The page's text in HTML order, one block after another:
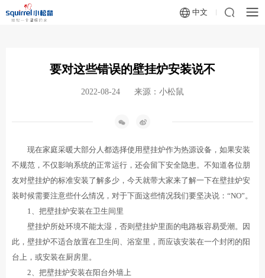
中文
要对这些错误的壁挂炉安装说不
2022-08-24 来源：小松鼠
现在家庭采暖大部分人都选择使用壁挂炉作为热源设备，如果安装
不规范，不仅影响系统的正常运行，还会留下安全隐患。不知道各位朋
友对壁挂炉的标准安装了解多少，今天就带大家来了解一下在壁挂炉安
装时候需要注意些什么情况，对于下面这些情况我们要坚决说：“NO”。
1、把壁挂炉安装在卫生间里
壁挂炉所处环境不能太湿，否则壁挂炉里面的电路板容易受潮。因
此，壁挂炉不适合放置在卫生间、浴室里，而应该安装在一个封闭的阳
台上，或安装在厨房里。
2、把壁挂炉安装在阳台外墙上